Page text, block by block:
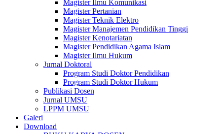
Magister Ilmu Komunikasi
Magister Pertanian
Magister Teknik Elektro
Magister Manajemen Pendidikan Tinggi
Magister Kenotariatan
Magister Pendidikan Agama Islam
Magister Ilmu Hukum
Jurnal Doktoral
Program Studi Doktor Pendidikan
Program Studi Doktor Hukum
Publikasi Dosen
Jurnal UMSU
LPPM UMSU
Galeri
Download